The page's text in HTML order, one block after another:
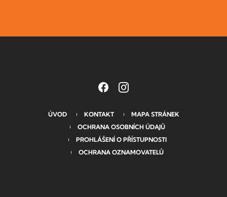
ÚVOD KONTAKT
MAPA STRÁNEK
OCHRANA OSOBNÍCH ÚDAJŮ
PROHLÁŠENÍ O PŘÍSTUPNOSTI
OCHRANA OZNAMOVATELŮ